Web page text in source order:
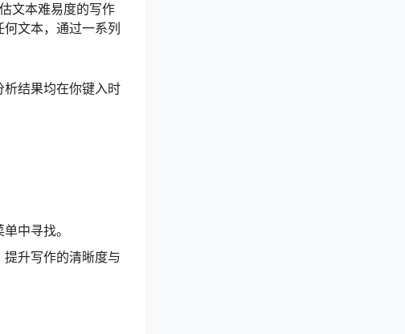
文本难易度的写作
文本，通过一系列
结果均在你键入时
中寻找。
升写作的清晰度与